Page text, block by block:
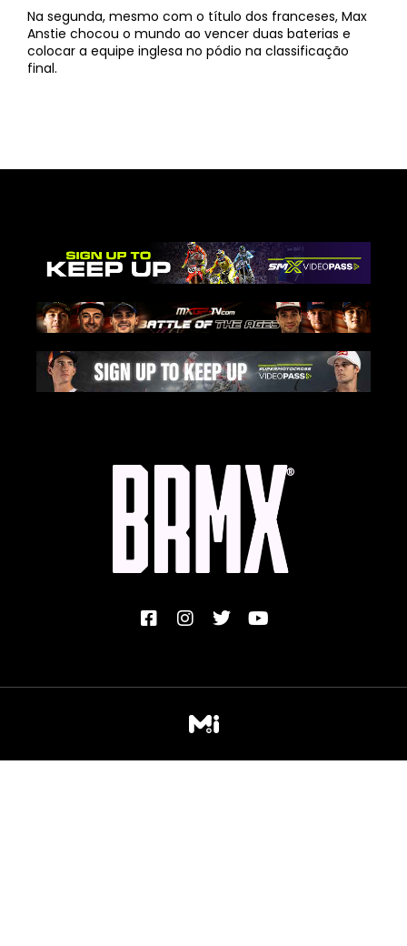
Na segunda, mesmo com o título dos franceses, Max
Anstie chocou o mundo ao vencer duas baterias e
colocar a equipe inglesa no pódio na classificação
final.